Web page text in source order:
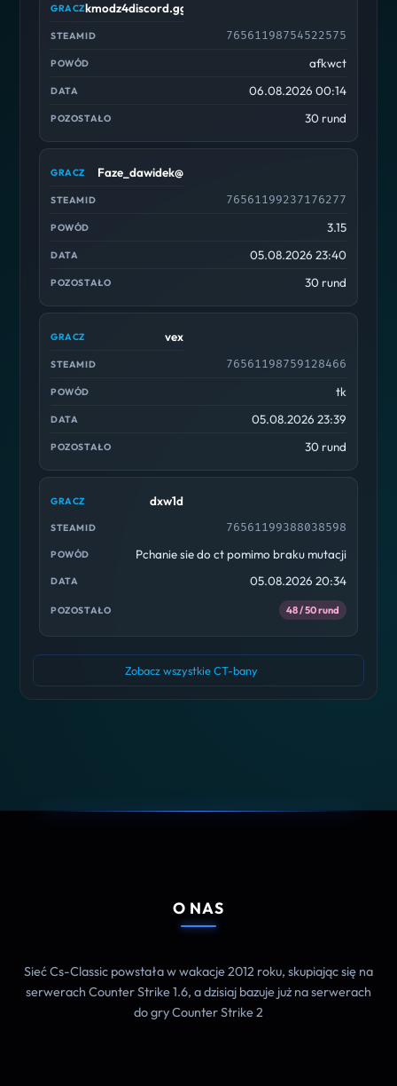
kmodz4discord.gg/cscdc
76561198754522575
afkwct
06.08.2026 00:14
30 rund
Faze_dawidek@
76561199237176277
3.15
05.08.2026 23:40
30 rund
vex
76561198759128466
tk
05.08.2026 23:39
30 rund
dxw1d
76561199388038598
Pchanie sie do ct pomimo braku mutacji
05.08.2026 20:34
48 / 50 rund
Zobacz wszystkie CT-bany
O NAS
Sieć Cs-Classic powstała w wakacje 2012 roku, skupiając się na
serwerach Counter Strike 1.6, a dzisiaj bazuje już na serwerach
do gry Counter Strike 2